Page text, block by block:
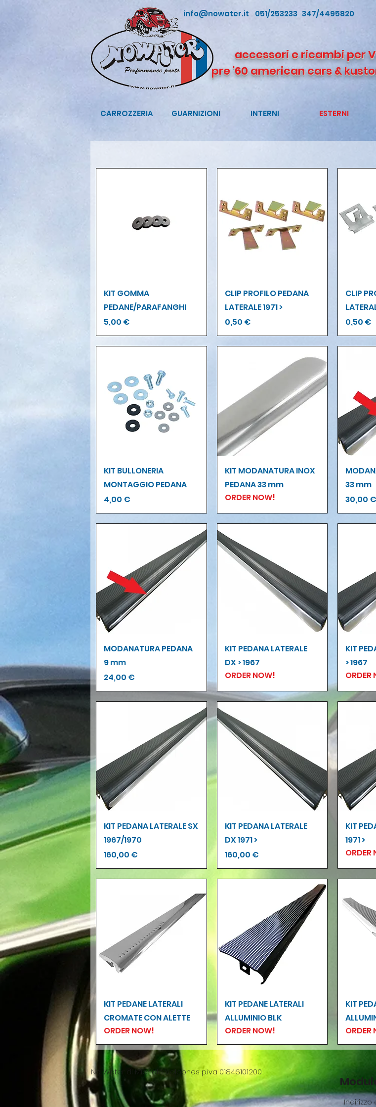
info@nowater.it 051/253233 347/4495820
accessori e ricambi per
pre '60 american cars &
CARROZZERIA GUARNIZIONI INTERNI ESTERNI
Vista rapida
KIT GOMMA
PEDANE/PARAFANGHI
Prezzo
5,00 €
Vista rapida
CLIP PROFILO PEDANA
LATERALE 1971 >
Prezzo
0,50 €
CLIP
Prezzo
0,50 €
Vista rapida
KIT BULLONERIA
MONTAGGIO PEDANA
Prezzo
4,00 €
Vista rapida
KIT MODANATURA INOX
PEDANA 33 mm
ORDER NOW!
33 mm
Prezzo
30,00 €
Vista rapida
MODANATURA PEDANA
9 mm
Prezzo
24,00 €
Vista rapida
KIT PEDANA LATERALE
DX > 1967
ORDER NOW!
KIT
> 1967
ORDER
Vista rapida
KIT PEDANA LATERALE SX
1967/1970
Prezzo
160,00 €
Vista rapida
KIT PEDANA LATERALE
DX 1971 >
Prezzo
160,00 €
KIT
1971 >
ORDER
Vista rapida
KIT PEDANE LATERALI
CROMATE CON ALETTE
ORDER NOW!
Vista rapida
KIT PEDANE LATERALI
ALLUMINIO BLK
ORDER NOW!
KIT
ORDER
No Water di Michele Volpones p.iva 01846101200